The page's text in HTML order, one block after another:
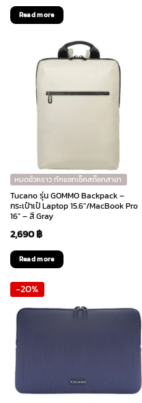
price
was:
3,490 ฿.2,890 ฿.
Read more
หมดชั่วคราว ทักแชทเช็คสต๊อกสาขา
Tucano รุ่น GOMMO Backpack –
กระเป๋าเป้ Laptop 15.6″/MacBook Pro
16″ – สี Gray
2,690฿
Read more
-20%